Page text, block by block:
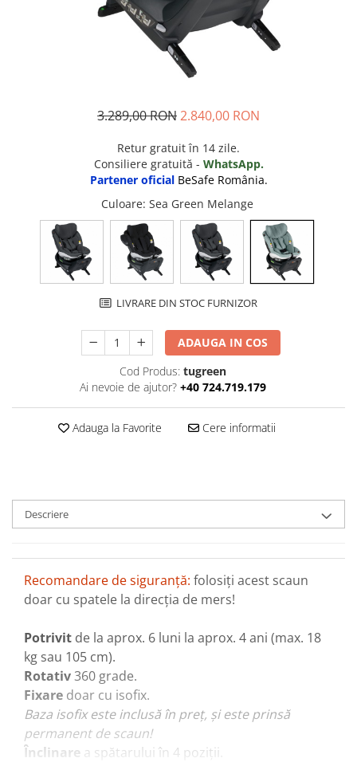
3.289,00 RON2.840,00 RON
Retur gratuit în 14 zile.
Consiliere gratuită - WhatsApp.
Partener oficial BeSafe România.
Culoare: Sea Green Melange
LIVRARE DIN STOC FURNIZOR
ADAUGA IN COS
Cod Produs: tugreen
Ai nevoie de ajutor? +40 724.719.179
Adauga la Favorite Cere informatii
Descriere
Recomandare de siguranță: folosiți acest scaun
doar cu spatele la direcția de mers!
Potrivit de la aprox. 6 luni la aprox. 4 ani (max. 18
kg sau 105 cm).
Rotativ360 grade.
Fixare doar cu isofix.
Baza isofix este inclusă în preț, și este prinsă
permanent de scaun!
Înclinare a spătarului în 4 poziții.